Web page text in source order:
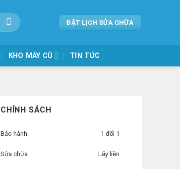
ĐẶT LỊCH SỬA CHỮA
KHO MÁY CŨ TIN TỨC
CHÍNH SÁCH
Bảo hành 1 đổi 1
Sửa chữa Lấy liền